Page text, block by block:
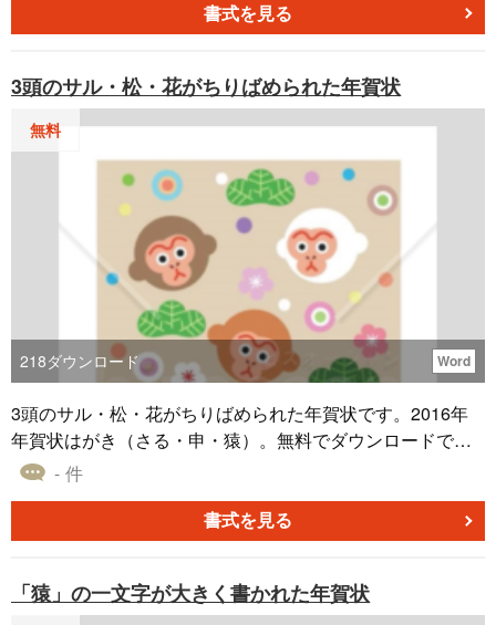
書式を見る
3頭のサル・松・花がちりばめられた年賀状
無料
218ダウンロード Word
3頭のサル・松・花がちりばめられた年賀状です。2016年
年賀状はがき（さる・申・猿）。無料でダウンロードで
き、Wordファイルになっているためそのまま印刷できま
- 件
書式を見る
「猿」の一文字が大きく書かれた年賀状